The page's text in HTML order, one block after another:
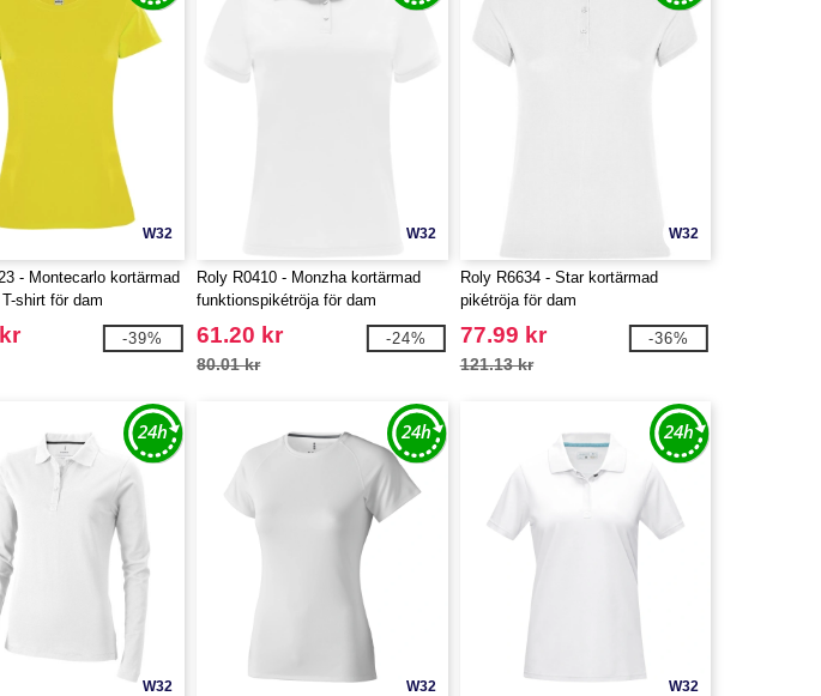
W32
- Montecarlo kortärmad
shirt för dam
-39%
W32
Roly R0410 - Monzha kortärmad
funktionspikétröja för dam
61.20 kr
80.01 kr
-24%
W32
Roly R6634 - Star kortärmad
pikétröja för dam
77.99 kr
121.13 kr
-36%
W32 W32 W32